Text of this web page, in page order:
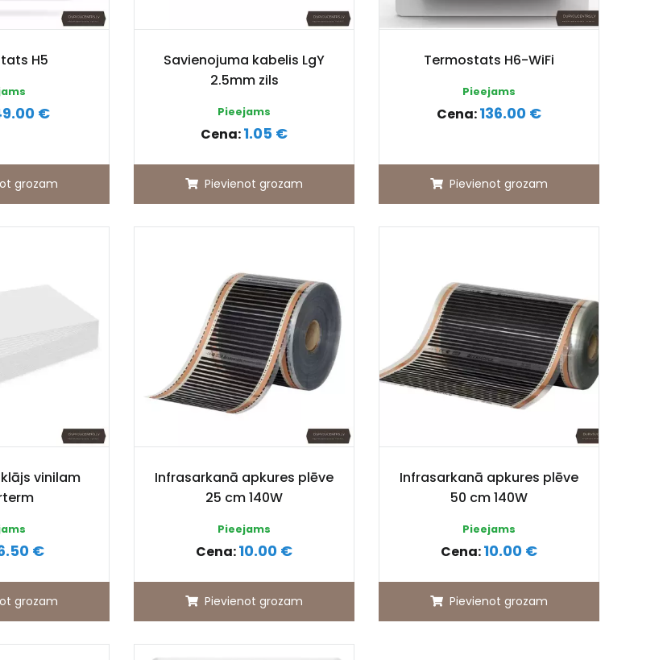
H5
€
grozam
Savienojuma kabelis LgY
2.5mm zils
Pieejams
Cena:1.05 €
Pievienot grozam
Termostats H6-WiFi
Pieejams
Cena:136.00 €
Pievienot grozam
vinilam
€
grozam
Infrasarkanā apkures plēve
25 cm 140W
Pieejams
Cena:10.00 €
Pievienot grozam
Infrasarkanā apkures plēve
50 cm 140W
Pieejams
Cena:10.00 €
Pievienot grozam